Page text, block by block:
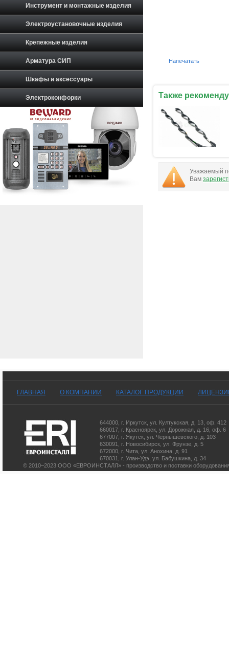
Напечатать
Также
Уважаемый
Вам
Инструмент и монтажные изделия
Электроустановочные изделия
Крепежные изделия
Арматура СИП
Шкафы и аксессуары
Электроконфорки
ГЛАВНАЯ О КОМПАНИИ КАТАЛОГ ПРОДУКЦИИ
644000 г. Иркутск ул. Култукская, д. 13 , оф. 412
660017 г. Красноярск ул. Дорожная, д. 16, оф. 6
677007 г. Якутск ул. Чернышевского, д. 103
630091
г. Новосибирск ул. Фрунзе, д. 5
672000 г. Чита ул. Анохина, д. 91
670031
г. Улан-Удэ ул. Бабушкина, д. 34
© 2010–2023 ООО «ЕВРОИНСТАЛЛ» - производство и поставки оборудования